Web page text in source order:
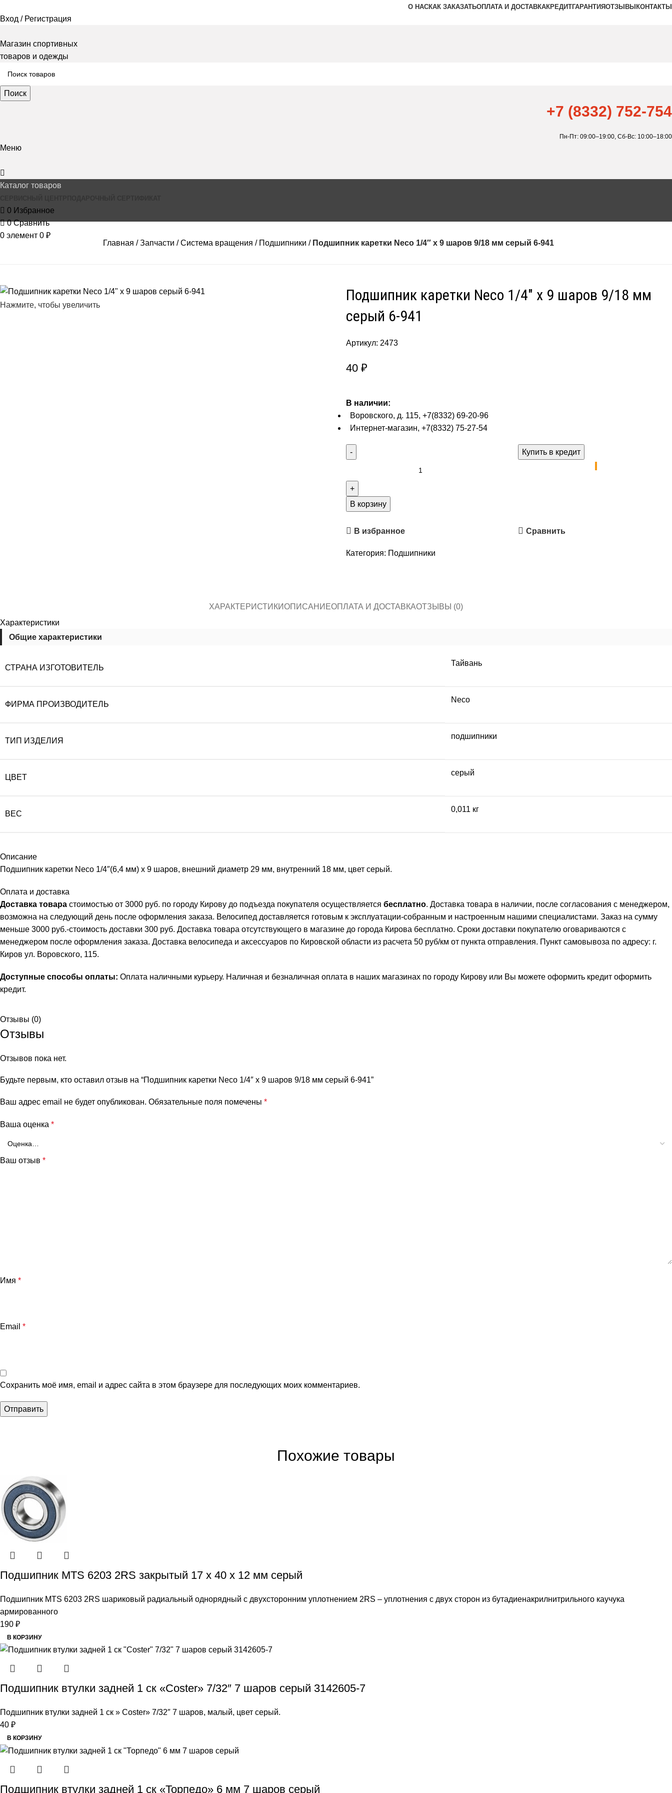
О НАСКАК ЗАКАЗАТЬОПЛАТА И ДОСТАВКАКРЕДИТГАРАНТИЯОТЗЫВЫ КОНТАКТЫ
Вход / Регистрация
Магазин спортивных
товаров и одежды
Поиск
+7 (8332) 752-754
Пн-Пт: 09:00–19:00, Сб-Вс: 10:00–18:00
Меню
Каталог товаров
0 Избранное
0 Сравнить
0 элемент 0 ₽
Главная
Запчасти Система вращения Подшипники Подшипник каретки Neco 1/4″ х 9 шаров 9/18 мм серый 6-941
Нажмите, чтобы увеличить
Подшипник каретки Neco 1/4″ х 9 шаров 9/18 мм
серый 6-941
Артикул: 2473
40 ₽
В наличии:
Воровского, д. 115, +7(8332) 69-20-96
Интернет-магазин, +7(8332) 75-27-54
В корзину
Купить в кредит
В избранное Сравнить
Категория: Подшипники
ХАРАКТЕРИСТИКИОПИСАНИЕОПЛАТА И ДОСТАВКАОТЗЫВЫ (0)
Характеристики
Общие характеристики
СТРАНА ИЗГОТОВИТЕЛЬ
Тайвань
ФИРМА ПРОИЗВОДИТЕЛЬ
Neco
ТИП ИЗДЕЛИЯ
подшипники
ЦВЕТ
серый
ВЕС
0,011 кг
Описание
Подшипник каретки Neco 1/4″(6,4 мм) х 9 шаров, внешний диаметр 29 мм, внутренний 18 мм, цвет серый.
Оплата и доставка
Доставка товара стоимостью от 3000 руб. по городу Кирову до подъезда покупателя осуществляется бесплатно. Доставка товара в наличии, после согласования с менеджером,
возможна на следующий день после оформления заказа. Велосипед доставляется готовым к эксплуатации-собранным и настроенным нашими специалистами. Заказ на сумму
меньше 3000 руб.-стоимость доставки 300 руб. Доставка товара отсутствующего в магазине до города Кирова бесплатно. Сроки доставки покупателю оговариваются с
менеджером после оформления заказа. Доставка велосипеда и аксессуаров по Кировской области из расчета 50 руб/км от пункта отправления. Пункт самовывоза по адресу: г.
Киров ул. Воровского, 115.
Доступные способы оплаты: Оплата наличными курьеру. Наличная и безналичная оплата в наших магазинах по городу Кирову или Вы можете оформить кредит оформить
кредит.
Отзывы (0)
Отзывы
Отзывов пока нет.
Будьте первым, кто оставил отзыв на “Подшипник каретки Neco 1/4″ х 9 шаров 9/18 мм серый 6-941”
Ваш адрес email не будет опубликован. Обязательные поля помечены *
Ваша оценка *
Ваш отзыв *
Имя *
Email *
Сохранить моё имя, email и адрес сайта в этом браузере для последующих моих комментариев.
Похожие товары
Подшипник MTS 6203 2RS закрытый 17 х 40 х 12 мм серый
Подшипник MTS 6203 2RS шариковый радиальный однорядный с двухсторонним уплотнением 2RS – уплотнения с двух сторон из бутадиенакрилнитрильного каучука
армированного
190 ₽
В КОРЗИНУ
Подшипник втулки задней 1 ск «Coster» 7/32″ 7 шаров серый 3142605-7
Подшипник втулки задней 1 ск » Coster» 7/32″ 7 шаров, малый, цвет серый.
40 ₽
В КОРЗИНУ
Подшипник втулки задней 1 ск «Торпедо» 6 мм 7 шаров серый